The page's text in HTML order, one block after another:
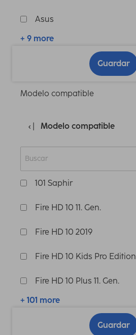
Asus
+ 9 more
Guardar
Modelo compatible
Modelo compatible
101 Saphir
Fire HD 10 11. Gen.
Fire HD 10 2019
Fire HD 10 Kids Pro Edition
Fire HD 10 Plus 11. Gen.
+ 101 more
Guardar